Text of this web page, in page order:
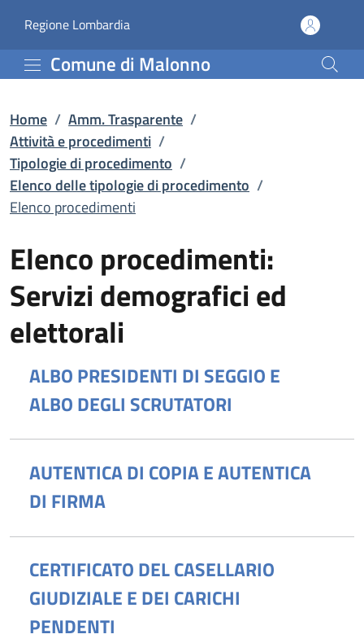
Elenco procedimenti |
Regione Lombardia(apre in un'altra scheda).
Comune di Malonno
Home / Amm. Trasparente /
Attività e procedimenti /
Tipologie di procedimento /
Elenco delle tipologie di procedimento /
Elenco procedimenti
Elenco procedimenti:
Servizi demografici ed
elettorali
ALBO PRESIDENTI DI SEGGIO E
ALBO DEGLI SCRUTATORI
AUTENTICA DI COPIA E AUTENTICA
DI FIRMA
CERTIFICATO DEL CASELLARIO
GIUDIZIALE E DEI CARICHI
PENDENTI